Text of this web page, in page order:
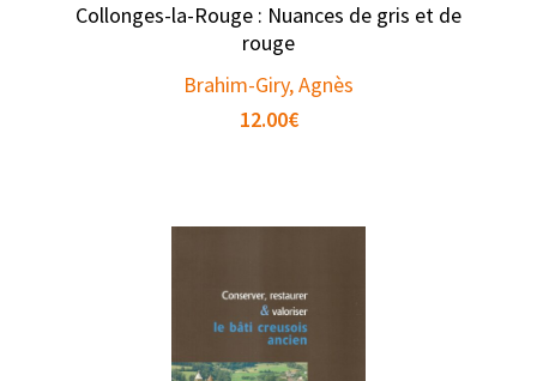
Collonges-la-Rouge : Nuances de gris et de
rouge
Brahim-Giry, Agnès
12.00€